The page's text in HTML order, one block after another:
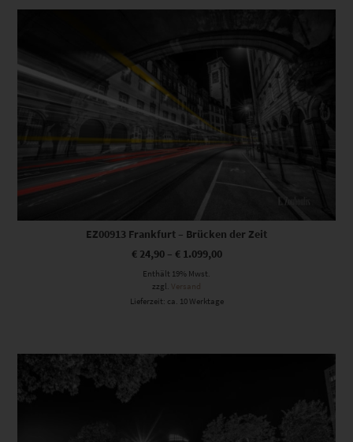
Dieses Produkt weist mehrere Varianten auf. Die Optionen können auf der Produktseite gewählt werden
EZ00913 Frankfurt – Brücken der Zeit
€24,90– €1.099,00
Enthält 19% Mwst.
zzgl. Versand
Lieferzeit: ca. 10 Werktage
Dieses Produkt weist mehrere Varianten auf. Die Optionen können auf der Produktseite gewählt werden